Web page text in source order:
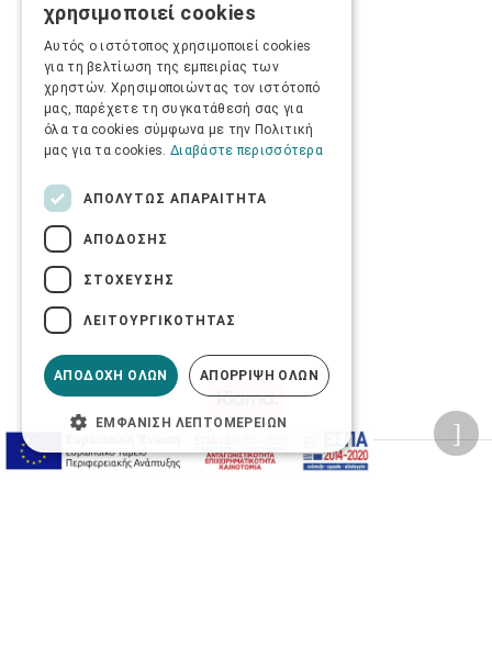
χρησιμοποιεί cookies
Αυτός ο ιστότοπος χρησιμοποιεί cookies
για τη βελτίωση της εμπειρίας των
χρηστών. Χρησιμοποιώντας τον ιστότοπό
μας, παρέχετε τη συγκατάθεσή σας για
όλα τα cookies σύμφωνα με την Πολιτική
μας για τα cookies. Διαβάστε περισσότερα
ΑΠΟΛΎΤΩΣ ΑΠΑΡΑΊΤΗΤΑ
ΑΠΌΔΟΣΗΣ
ΣΤΌΧΕΥΣΗΣ
ΛΕΙΤΟΥΡΓΙΚΌΤΗΤΑΣ
ΑΠΟΔΟΧΉ ΌΛΩΝ ΑΠΌΡΡΙΨΗ ΌΛΩΝ
ΕΜΦΆΝΙΣΗ ΛΕΠΤΟΜΕΡΕΙΏΝ